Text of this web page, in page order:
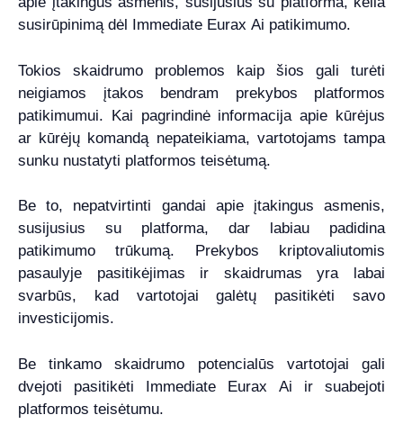
susirūpinimą dėl Immediate Eurax Ai patikimumo.
Tokios skaidrumo problemos kaip šios gali turėti
neigiamos įtakos bendram prekybos platformos
patikimumui. Kai pagrindinė informacija apie kūrėjus
ar kūrėjų komandą nepateikiama, vartotojams tampa
sunku nustatyti platformos teisėtumą.
Be to, nepatvirtinti gandai apie įtakingus asmenis,
susijusius su platforma, dar labiau padidina
patikimumo trūkumą. Prekybos kriptovaliutomis
pasaulyje pasitikėjimas ir skaidrumas yra labai
svarbūs, kad vartotojai galėtų pasitikėti savo
investicijomis.
Be tinkamo skaidrumo potencialūs vartotojai gali
dvejoti pasitikėti Immediate Eurax Ai ir suabejoti
platformos teisėtumu.